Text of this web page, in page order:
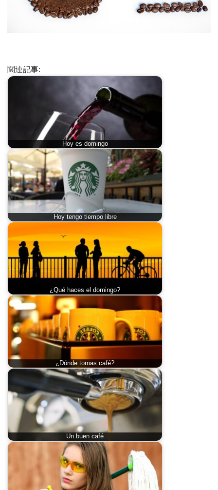
関連記事:
Hoy es domingo
Hoy tengo tiempo libre
¿Qué haces el domingo?
¿Dónde tomas café?
Un buen café